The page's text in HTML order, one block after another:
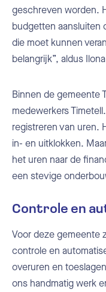
geschreven worden.
budgetten aansluiten
die moet kunnen
belangrijk”, aldus
Binnen de gemeente
medewerkers
registreren van uren.
in- en uitklokken.
het uren naar de
een stevige
Controle en
Voor deze gemeente
controle en
overuren en
ons handmatig werk